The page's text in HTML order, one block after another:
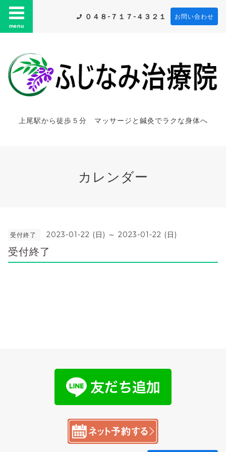
menu
０４８-７１７-４３２１ お問い合わせ
上尾駅から徒歩５分 マッサージと鍼灸でラクな身体へ
カレンダー
受付終了 2023-01-22 (日) ～ 2023-01-22 (日)
受付終了